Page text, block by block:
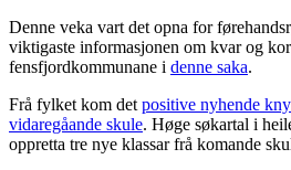
Denne veka vart det opna for
viktigaste informasjonen om kvar og
fensfjordkommunane i denne saka.
Frå fylket kom det positive nyhende
vidaregåande skule. Høge søkartal i
oppretta tre nye klassar frå komande